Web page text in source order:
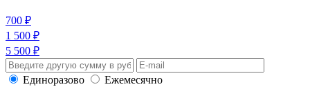
700 ₽
1 500 ₽
5 500 ₽
Единоразово
Ежемесячно